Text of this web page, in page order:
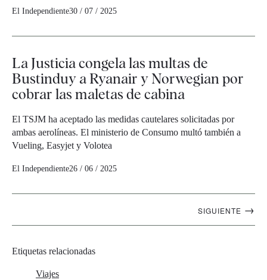
El Independiente30 / 07 / 2025
La Justicia congela las multas de
Bustinduy a Ryanair y Norwegian por
cobrar las maletas de cabina
El TSJM ha aceptado las medidas cautelares solicitadas por
ambas aerolíneas. El ministerio de Consumo multó también a
Vueling, Easyjet y Volotea
El Independiente26 / 06 / 2025
SIGUIENTE →
Etiquetas relacionadas
Viajes